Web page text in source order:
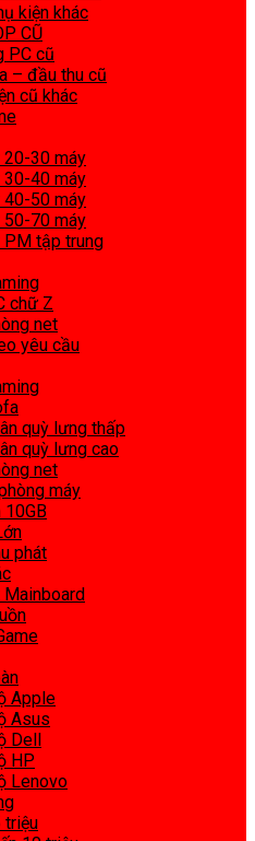
kiện khác
CŨ
PC cũ
– đầu thu cũ
cũ khác
20-30 máy
30-40 máy
40-50 máy
50-70 máy
PM tập trung
chữ Z
net
yêu cầu
quỳ lưng thấp
quỳ lưng cao
net
máy
phát
Apple
Asus
Dell
HP
Lenovo
triệu